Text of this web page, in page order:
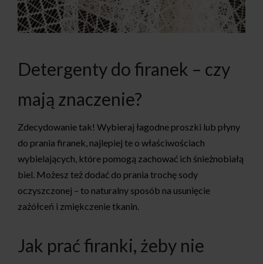
Detergenty do firanek – czy
mają znaczenie?
Zdecydowanie tak! Wybieraj łagodne proszki lub płyny
do prania firanek, najlepiej te o właściwościach
wybielających, które pomogą zachować ich śnieżnobiałą
biel. Możesz też dodać do prania trochę sody
oczyszczonej – to naturalny sposób na usunięcie
zażółceń i zmiękczenie tkanin.
Jak prać firanki, żeby nie